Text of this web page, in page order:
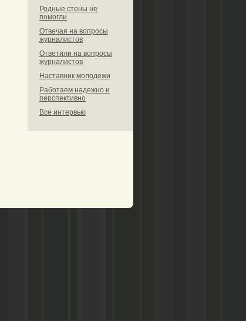
Родные стены не
помогли
Отвечая на вопросы
журналистов
Ответили на вопросы
журналистов
Наставник молодежи
Работаем надежно и
перспективно
Все интервью